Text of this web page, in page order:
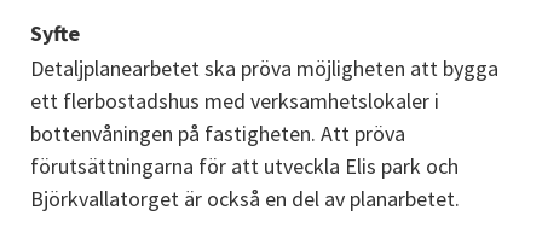
Syfte
Detaljplanearbetet ska pröva möjligheten att bygga
ett flerbostadshus med verksamhetslokaler i
bottenvåningen på fastigheten. Att pröva
förutsättningarna för att utveckla Elis park och
Björkvallatorget är också en del av planarbetet.